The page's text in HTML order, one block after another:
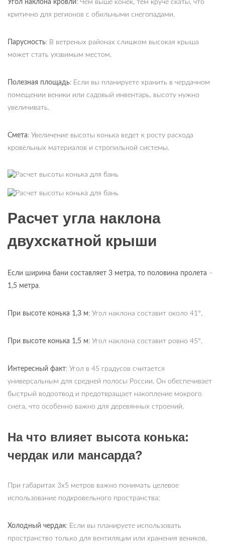
Угол наклона кровли : Чем выше конек, тем круче скаты, что
критично для регионов с обильными снегопадами.
Парусность: В ветреных районах слишком высокая крыша
может стать уязвимым местом.
Полезная площадь: Если вы планируете хранить в чердачном
помещении веники или садовый инвентарь, высоту нужно
увеличивать.
Смета: Увеличение высоты конька ведет к росту расхода
кровельных материалов и стропильной системы.
Расчет угла наклона
двухскатной крыши
Если ширина бани составляет 3 метра, то половина пролета –
1,5 метра.
При высоте конька 1,3 м: Угол наклона составит около 41°.
При высоте конька 1,5 м: Угол наклона составит ровно 45°.
Интересный факт: Угол в 45 градусов считается
универсальным для средней полосы России. Он обеспечивает
быстрый водоотвод и предотвращает накопление мокрого
снега, что особенно важно для деревянных строений.
На что влияет высота конька:
чердак или мансарда?
При габаритах 3х5 метров важно понимать целевое
использование подкровельного пространства:
Холодный чердак: Если вы планируете использовать
пространство только для вентиляции или хранения веников,